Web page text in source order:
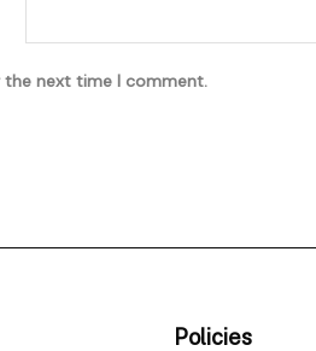
the next time I comment.
Policies